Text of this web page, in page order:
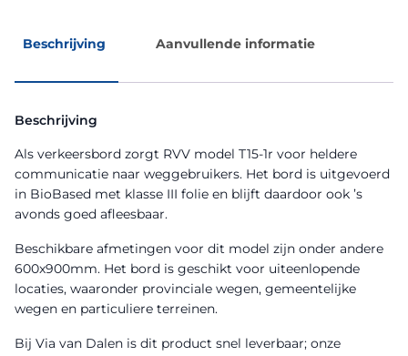
Beschrijving Aanvullende informatie
Beschrijving
Als verkeersbord zorgt RVV model T15-1r voor heldere
communicatie naar weggebruikers. Het bord is uitgevoerd
in BioBased met klasse III folie en blijft daardoor ook ’s
avonds goed afleesbaar.
Beschikbare afmetingen voor dit model zijn onder andere
600x900mm. Het bord is geschikt voor uiteenlopende
locaties, waaronder provinciale wegen, gemeentelijke
wegen en particuliere terreinen.
Bij Via van Dalen is dit product snel leverbaar; onze